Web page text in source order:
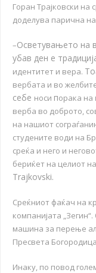
Горан Трајковски на
доделува парична
–Осветувањето на
убав ден е
идентитет и вера.
вербата и во
себе носи порака
верба во доброто,
на нашиот
студените води на
среќа и него и
бериќет на целиот
Trajkovski.
Среќниот фаќач на
компанијата
машина за перење
Пресвета
Инаку, по повод